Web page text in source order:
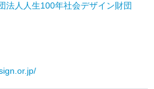
法人人生100年社会デザイン財団